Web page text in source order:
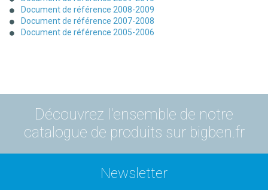
Document de référence 2008-2009
Document de référence 2007-2008
Document de référence 2005-2006
Découvrez l'ensemble de notre
catalogue de produits sur bigben.fr
Newsletter